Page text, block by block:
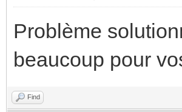
Problème
beaucoup pour
Find